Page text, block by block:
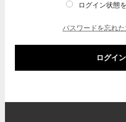
ログイン状態
パスワードを忘れ
ログイン